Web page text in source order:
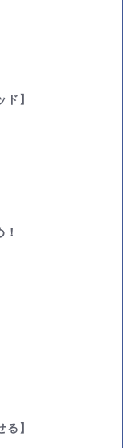
ド】
る】